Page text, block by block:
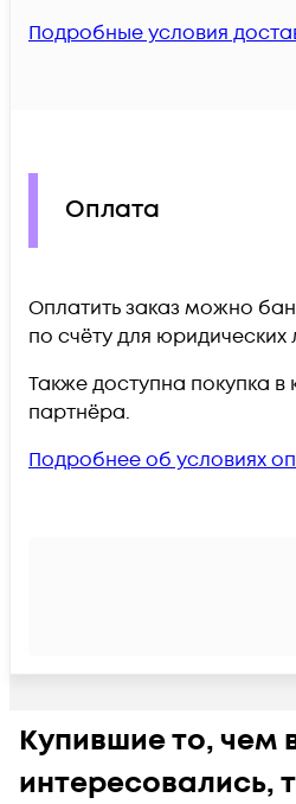
Подробные условия
Оплата
Оплатить заказ можно
по счёту для юридических
Также доступна покупка в
партнёра.
Подробнее об условиях
Купившие то, чем
интересовались,